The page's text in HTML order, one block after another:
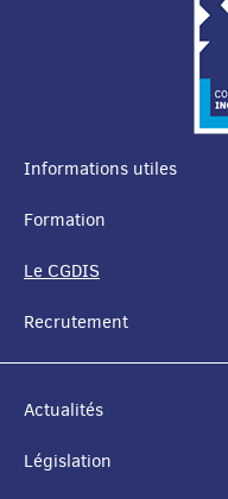
MENU
DE
Informations utiles
Formation
Le CGDIS
Recrutement
Actualités
Législation